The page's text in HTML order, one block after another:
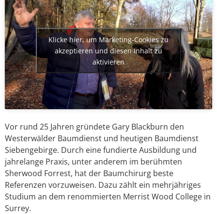
Klicke hier, um Marketing-Cookies zu
akzeptieren und diesen Inhalt zu
aktivieren
Vor rund 25 Jahren gründete Gary Blackburn den
Westerwälder Baumdienst und heutigen Baumdienst
Siebengebirge. Durch eine fundierte Ausbildung und
jahrelange Praxis, unter anderem im berühmten
Sherwood Forrest, hat der Baumchirurg beste
Referenzen vorzuweisen. Dazu zählt ein mehrjähriges
Studium an dem renommierten Merrist Wood College in
Surrey.